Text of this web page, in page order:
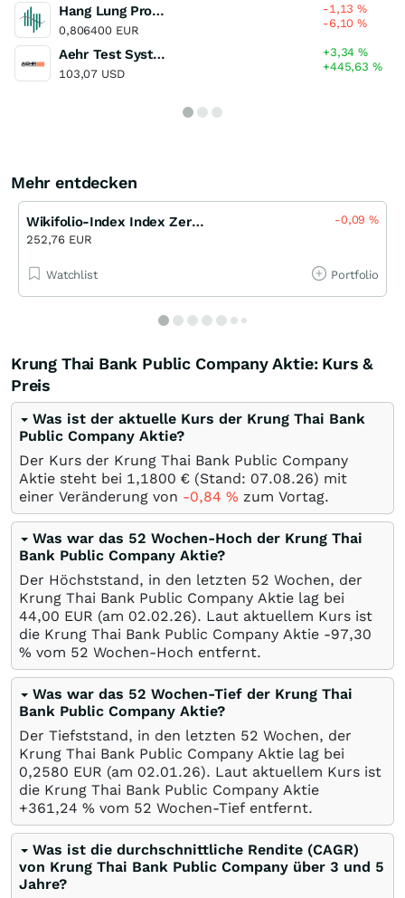
Hang Lung Properties
0,806400 EUR
-1,13%
-6,10%
Aehr Test Systems
103,07 USD
+3,34%
+445,63 %
Mehr entdecken
Wikifolio-Index Index Zertifikat Open-End (LASW)
252,76 EUR
-0,09%
Watchlist Portfolio
Krung Thai Bank Public Company Aktie: Kurs &
Preis
Was ist der aktuelle Kurs der Krung Thai Bank
Public Company Aktie?
Der Kurs der Krung Thai Bank Public Company
Aktie steht bei 1,1800 € (Stand: 07.08.26) mit
einer Veränderung von -0,84 % zum Vortag.
Was war das 52 Wochen-Hoch der Krung Thai
Bank Public Company Aktie?
Der Höchststand, in den letzten 52 Wochen, der
Krung Thai Bank Public Company Aktie lag bei
44,00 EUR (am 02.02.26). Laut aktuellem Kurs ist
die Krung Thai Bank Public Company Aktie -97,30
% vom 52 Wochen-Hoch entfernt.
Was war das 52 Wochen-Tief der Krung Thai
Bank Public Company Aktie?
Der Tiefststand, in den letzten 52 Wochen, der
Krung Thai Bank Public Company Aktie lag bei
0,2580 EUR (am 02.01.26). Laut aktuellem Kurs ist
die Krung Thai Bank Public Company Aktie
+361,24 % vom 52 Wochen-Tief entfernt.
Was ist die durchschnittliche Rendite (CAGR)
von Krung Thai Bank Public Company über 3 und 5
Jahre?